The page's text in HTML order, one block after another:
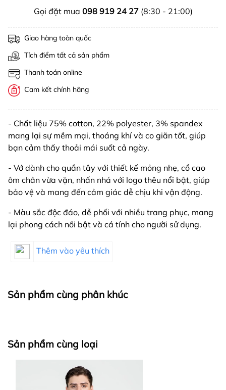
Gọi đặt mua 098 919 24 27(8:30 - 21:00)
Giao hàng toàn quốc
Tích điểm tất cả sản phẩm
Thanh toán online
Cam kết chính hãng
- Chất liệu 75% cotton, 22% polyester, 3% spandex
mang lại sự mềm mại, thoáng khí và co giãn tốt, giúp
bạn cảm thấy thoải mái suốt cả ngày.
- Vớ dành cho quần tây với thiết kế mỏng nhẹ, cổ cao
ôm chân vừa vặn, nhấn nhá với logo thêu nổi bật, giúp
bảo vệ và mang đến cảm giác dễ chịu khi vận động.
- Màu sắc độc đáo, dễ phối với nhiều trang phục, mang
lại phong cách nổi bật và cá tính cho người sử dụng.
Thêm vào yêu thích
Sản phẩm cùng phân khúc
Sản phẩm cùng loại